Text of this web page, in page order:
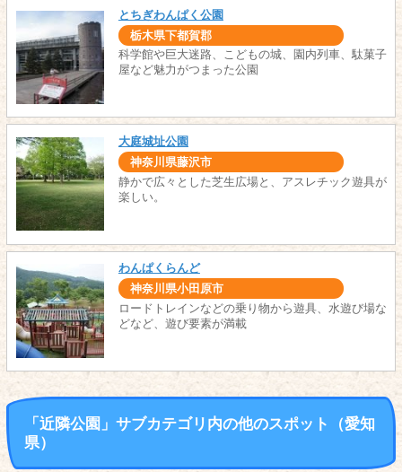
とちぎわんぱく公園
栃木県下都賀郡
科学館や巨大迷路、こどもの城、園内列車、駄菓子
屋など魅力がつまった公園
大庭城址公園
神奈川県藤沢市
静かで広々とした芝生広場と、アスレチック遊具が
楽しい。
わんぱくらんど
神奈川県小田原市
ロードトレインなどの乗り物から遊具、水遊び場な
どなど、遊び要素が満載
「近隣公園」サブカテゴリ内の他のスポット（愛知
県）